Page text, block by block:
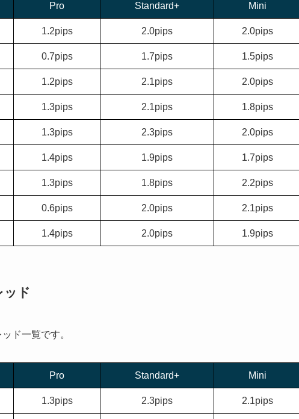
Pro Standard+ Mini
1.2pips 2.0pips 2.0pips
0.7pips 1.7pips 1.5pips
1.2pips 2.1pips 2.0pips
1.3pips 2.1pips 1.8pips
1.3pips 2.3pips 2.0pips
1.4pips 1.9pips 1.7pips
1.3pips 1.8pips 2.2pips
0.6pips 2.0pips 2.1pips
1.4pips 2.0pips 1.9pips
ッド
ド一覧です。
Pro Standard+ Mini
1.3pips 2.3pips 2.1pips